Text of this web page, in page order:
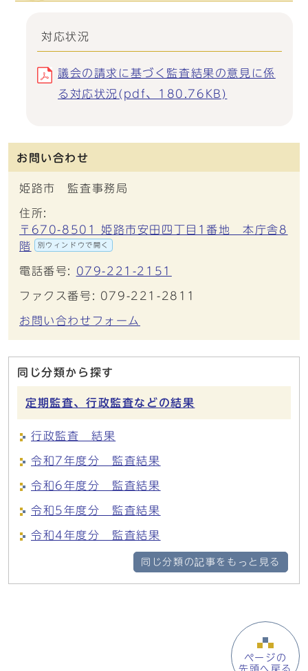
対応状況
議会の請求に基づく監査結果の意見に係
る対応状況(pdf、180.76KB)
お問い合わせ
姫路市 監査事務局
住所:
〒670-8501 姫路市安田四丁目1番地 本庁舎8
階
別ウィンドウで開く
電話番号: 079-221-2151
ファクス番号: 079-221-2811
お問い合わせフォーム
同じ分類から探す
定期監査、行政監査などの結果
行政監査 結果
令和7年度分 監査結果
令和6年度分 監査結果
令和5年度分 監査結果
令和4年度分 監査結果
同じ分類の記事をもっと見る
ページの
先頭へ戻る